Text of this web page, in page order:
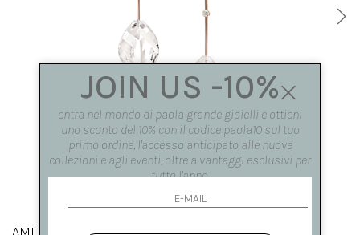
AMI
JOIN US -10%
entra nel mondo di paola grande gioielli e ottieni
uno sconto del 10% con il codice paola10 sul tuo
primo ordine, l'accesso anticipato alle nuove
collezioni e agli eventi, oltre a vantaggi esclusivi per
tutto l'anno.